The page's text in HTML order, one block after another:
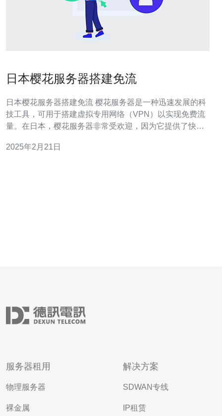
日本樱花服务器搭建免流
日本樱花服务器搭建免流 樱花服务器是一种迅速发展的科
技工具，可用于搭建虚拟专用网络（VPN）以实现免费流
量。在日本，樱花服务器非常受欢迎，因为它提供了快
点： 高速连接：樱花服务器提供稳定快速的网络连接，无
2025年2月21日
服务器租用
物理服务器
裸金属
解决方案
SDWAN专线
IP租赁